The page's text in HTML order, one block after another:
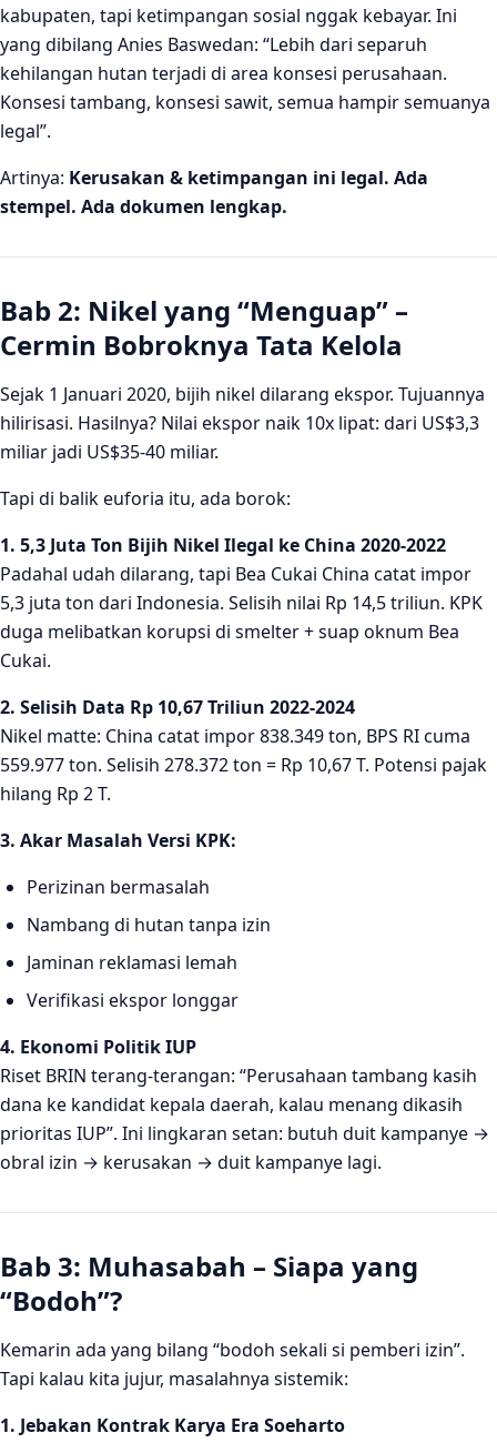
kabupaten, tapi ketimpangan sosial nggak kebayar. Ini
yang dibilang Anies Baswedan: “Lebih dari separuh
kehilangan hutan terjadi di area konsesi perusahaan.
Konsesi tambang, konsesi sawit, semua hampir semuanya
legal”.
Artinya: Kerusakan & ketimpangan ini legal. Ada
stempel. Ada dokumen lengkap.
Bab 2: Nikel yang “Menguap” –
Cermin Bobroknya Tata Kelola
Sejak 1 Januari 2020, bijih nikel dilarang ekspor. Tujuannya
hilirisasi. Hasilnya? Nilai ekspor naik 10x lipat: dari US$3,3
miliar jadi US$35-40 miliar.
Tapi di balik euforia itu, ada borok:
1. 5,3 Juta Ton Bijih Nikel Ilegal ke China 2020-2022
Padahal udah dilarang, tapi Bea Cukai China catat impor
5,3 juta ton dari Indonesia. Selisih nilai Rp 14,5 triliun. KPK
duga melibatkan korupsi di smelter + suap oknum Bea
Cukai.
2. Selisih Data Rp 10,67 Triliun 2022-2024
Nikel matte: China catat impor 838.349 ton, BPS RI cuma
559.977 ton. Selisih 278.372 ton = Rp 10,67 T. Potensi pajak
hilang Rp 2 T.
3. Akar Masalah Versi KPK:
Perizinan bermasalah
Nambang di hutan tanpa izin
Jaminan reklamasi lemah
Verifikasi ekspor longgar
4. Ekonomi Politik IUP
Riset BRIN terang-terangan: “Perusahaan tambang kasih
dana ke kandidat kepala daerah, kalau menang dikasih
prioritas IUP”. Ini lingkaran setan: butuh duit kampanye →
obral izin → kerusakan → duit kampanye lagi.
Bab 3: Muhasabah – Siapa yang
“Bodoh”?
Kemarin ada yang bilang “bodoh sekali si pemberi izin”.
Tapi kalau kita jujur, masalahnya sistemik:
1. Jebakan Kontrak Karya Era Soeharto